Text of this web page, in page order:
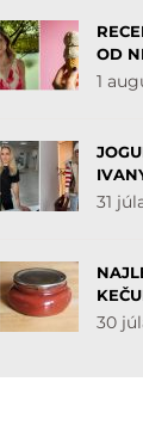
OD
1
31
30